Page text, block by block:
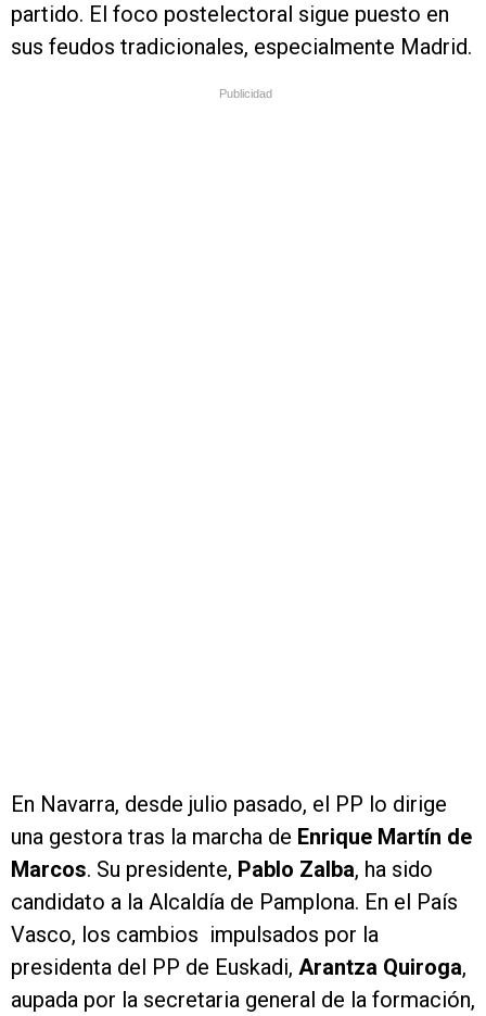
partido. El foco postelectoral sigue puesto en
sus feudos tradicionales, especialmente Madrid.
Publicidad
En Navarra, desde julio pasado, el PP lo dirige
una gestora tras la marcha de Enrique Martín de
Marcos. Su presidente, Pablo Zalba, ha sido
candidato a la Alcaldía de Pamplona. En el País
Vasco, los cambios impulsados por la
presidenta del PP de Euskadi, Arantza Quiroga,
aupada por la secretaria general de la formación,